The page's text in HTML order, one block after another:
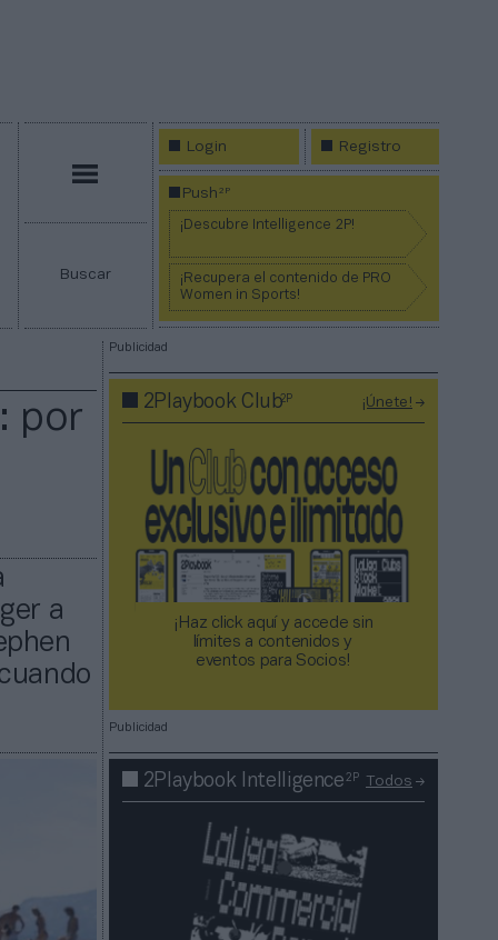
Buscar
Login Registro
Push2P
¡Descubre Intelligence 2P!
¡Recupera el contenido de PRO
Women in Sports!
por
a
Publicidad
2Playbook Club2P ¡Únete!
¡Haz click aquí y accede sin
límites a contenidos y
eventos para Socios!​​​​​​​
Publicidad
2Playbook Intelligence2P Todos